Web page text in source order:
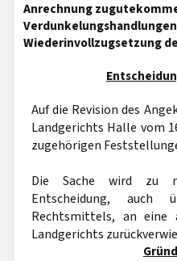
Anrechnung
Wiederinvollzugsetzung
Auf die Revision des
Landgerichts Halle vom
zugehörigen
Die Sache wird zu
Entscheidung,
Rechtsmittels, an eine
Landgerichts